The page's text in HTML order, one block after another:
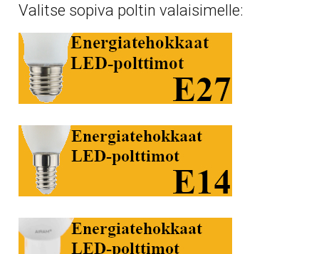
Valitse sopiva poltin valaisimelle: